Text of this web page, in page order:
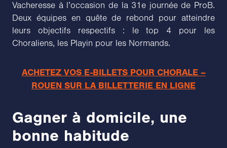
Vacheresse à l’occasion de la 31e journée de ProB.
Deux équipes en quête de rebond pour atteindre
leurs objectifs respectifs : le top 4 pour les
Choraliens, les Playin pour les Normands.
ACHETEZ VOS E-BILLETS POUR CHORALE –
ROUEN SUR LA BILLETTERIE EN LIGNE
Gagner à domicile, une
bonne habitude